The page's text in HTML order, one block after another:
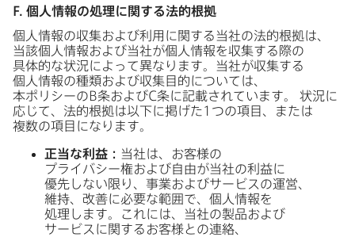
F. 個人情報の​処理に​関する​法的根拠
個人情報の​収集および​利用に​関する​当社の​法的根拠は、​
当該個人情報および​当社が​個人情報を​収集する​際の​
具体的な​状況に​よって​異なります。​当社が​収集する​
個人情報の​種類および​収集目的に​ついては、​
本ポリシーの B条およびC条に​記載されています。
状況に​
応じて、​法的根拠は​以下に​掲げた1 つの​項目、​または​
複数の​項目になります。
正当な​利益： 当社は、​お客様の​
プライバシー権および​自由が​当社の​利益に​
優先しない​限り、​事業および​サービスの​運営、​
維持、​改善に​必要な​範囲で、​個人情報を​
処理します。​これには、​当社の​製品および​
サービスに​関する​お客様との​連絡、​